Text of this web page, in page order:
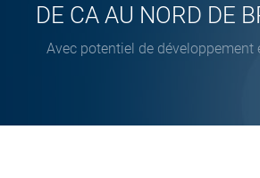
DE CA AU NORD DE
Avec potentiel de développement